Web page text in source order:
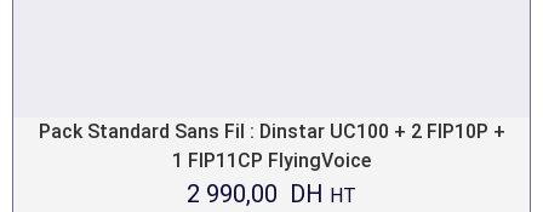
Pack Standard Sans Fil : Dinstar UC100 + 2 FIP10P +
1 FIP11CP FlyingVoice
2 990,00 DH HT